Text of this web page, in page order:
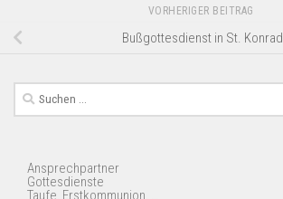
VORHERIGER BEITRAG
Bußgottesdienst in St. Konrad
Suchen
nach:
Ansprechpartner
Gottesdienste
Taufe, Erstkommunion, …